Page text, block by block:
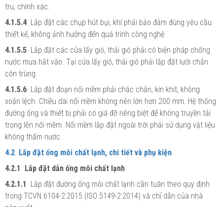
tru, chính xác.
4.1.5.4 Lắp đặt các chụp hút bụi, khí phải bảo đảm đúng yêu cầu
thiết kế, không ảnh hưởng đến quá trình công nghệ.
4.1.5.5 Lắp đặt các cửa lấy gió, thải gió phải có biện pháp chống
nước mưa hắt vào. Tại cửa lấy gió, thải gió phải lắp đặt lưới chắn
côn trùng.
4.1.5.6 Lắp đặt đoạn nối mềm phải chắc chắn, kín khít, không
xoắn lệch. Chiều dài nối mềm không nên lớn hơn 200 mm. Hệ thống
đường ống và thiết bị phải có giá đỡ riêng biệt để không truyền tải
trọng lên nối mềm. Nối mềm lắp đặt ngoài trời phải sử dụng vật liệu
không thấm nước.
4.2 Lắp đặt ống môi chất lạnh, chi tiết và phụ kiện
4.2.1 Lắp đặt dẫn ống môi chất lạnh
4.2.1.1 Lắp đặt đường ống môi chất lạnh cần tuân theo quy định
trong TCVN 6104-2:2015 (ISO 5149-2:2014) và chỉ dẫn của nhà